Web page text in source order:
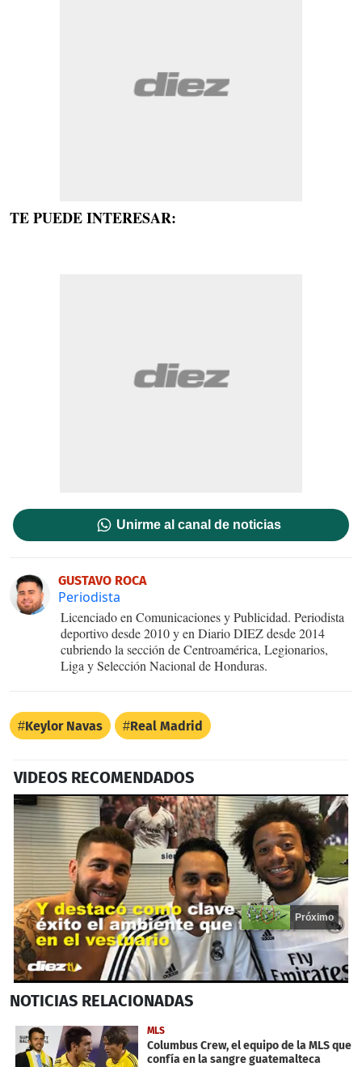
TE PUEDE INTERESAR:
Unirme al canal de noticias
GUSTAVO ROCA
Periodista
Licenciado en Comunicaciones y Publicidad. Periodista
deportivo desde 2010 y en Diario DIEZ desde 2014
cubriendo la sección de Centroamérica, Legionarios,
Liga y Selección Nacional de Honduras.
Keylor Navas Real Madrid
VIDEOS RECOMENDADOS
seconds
14
seconds
Próximo
NOTICIAS RELACIONADAS
MLS
Columbus Crew, el equipo de la MLS que
confía en la sangre guatemalteca